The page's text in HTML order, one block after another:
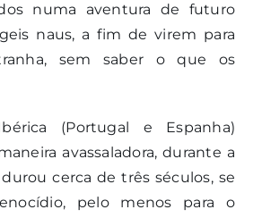
numa aventura de futuro
naus, a fim de virem para
sem saber o que os
(Portugal e Espanha)
avassaladora, durante a
cerca de três séculos, se
pelo menos para o